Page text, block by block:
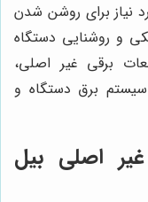
نیاز برای روشن شدن
و روشنایی دستگاه
برقی غیر اصلی،
سیستم برق دستگاه و
اصلی بیل